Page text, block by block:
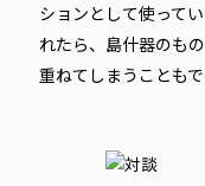
ションとして使って
れたら、島什器のも
重ねてしまうこともで